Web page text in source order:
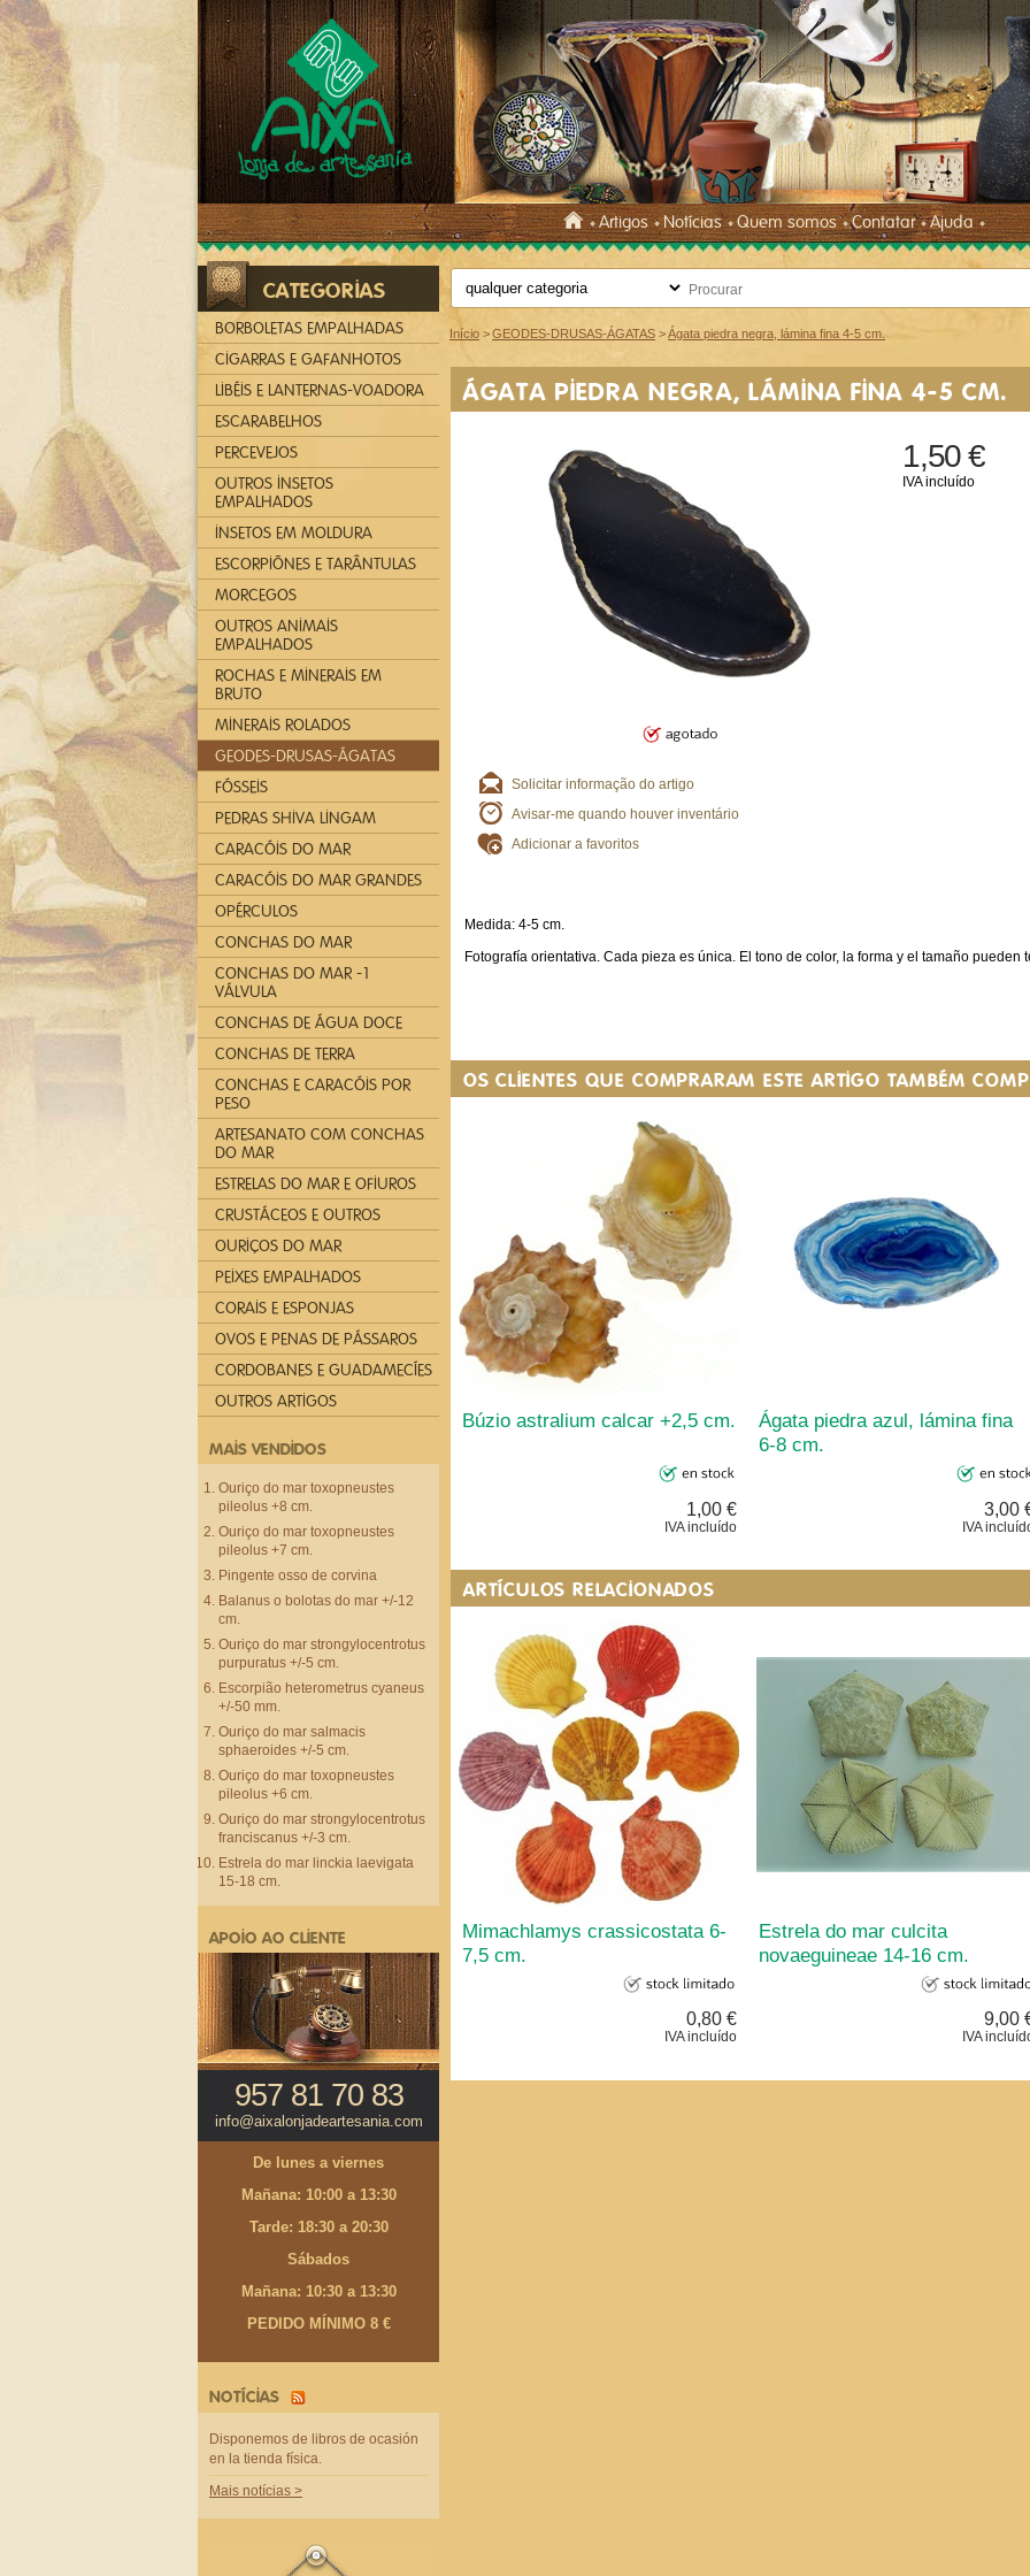
Início >GEODES-DRUSAS-ÁGATAS >Ágata piedra negra, lámina fina 4-5 cm.
ÁGATA PIEDRA NEGRA, LÁMINA FINA 4-5 CM.
1,50 €
IVA incluído
Solicitar informação do artigo
Avisar-me quando houver inventário
Adicionar a favoritos
Medida: 4-5 cm.
Fotografía orientativa. Cada pieza es única. El tono de color, la forma y el tamaño pueden
OS CLIENTES QUE COMPRARAM ESTE ARTIGO TAMBÉM
Búzio astralium calcar +2,5 cm.
1,00 €
IVA incluído
Ágata piedra azul, lámina fina
6-8 cm.
3,00
IVA
ARTÍCULOS RELACIONADOS
Mimachlamys crassicostata 6-
7,5 cm.
0,80 €
IVA incluído
Estrela do mar culcita
novaeguineae 14-16 cm.
9,00
IVA
CATEGORIAS
BORBOLETAS EMPALHADAS
CIGARRAS E GAFANHOTOS
LIBÉIS E LANTERNAS-VOADORA
ESCARABELHOS
PERCEVEJOS
OUTROS INSETOS
EMPALHADOS
INSETOS EM MOLDURA
ESCORPIÕNES E TARÂNTULAS
MORCEGOS
OUTROS ANIMAIS
EMPALHADOS
ROCHAS E MINERAIS EM
BRUTO
MINERAIS ROLADOS
GEODES-DRUSAS-ÁGATAS
FÓSSEIS
PEDRAS SHIVA LINGAM
CARACÓIS DO MAR
CARACÓIS DO MAR GRANDES
OPÉRCULOS
CONCHAS DO MAR
CONCHAS DO MAR -1
VÁLVULA
CONCHAS DE ÁGUA DOCE
CONCHAS DE TERRA
CONCHAS E CARACÓIS POR
PESO
ARTESANATO COM CONCHAS
DO MAR
ESTRELAS DO MAR E OFIUROS
CRUSTÁCEOS E OUTROS
OURIÇOS DO MAR
PEIXES EMPALHADOS
CORAIS E ESPONJAS
OVOS E PENAS DE PÁSSAROS
CORDOBANES E GUADAMECÍES
OUTROS ARTIGOS
MAIS VENDIDOS
Ouriço do mar toxopneustes
pileolus +8 cm.
Ouriço do mar toxopneustes
pileolus +7 cm.
Pingente osso de corvina
Balanus o bolotas do mar +/-12
cm.
Ouriço do mar strongylocentrotus
purpuratus +/-5 cm.
Escorpião heterometrus cyaneus
+/-50 mm.
Ouriço do mar salmacis
sphaeroides +/-5 cm.
Ouriço do mar toxopneustes
pileolus +6 cm.
Ouriço do mar strongylocentrotus
franciscanus +/-3 cm.
Estrela do mar linckia laevigata
15-18 cm.
APOIO AO CLIENTE
957 81 70 83
info@aixalonjadeartesania.com
De lunes a viernes
Mañana: 10:00 a 13:30
Tarde: 18:30 a 20:30
Sábados
Mañana: 10:30 a 13:30
PEDIDO MÍNIMO 8 €
NOTÍCIAS
Disponemos de libros de ocasión
en la tienda física.
Mais notícias >
Artigos Notícias Quem somos Contatar Ajuda